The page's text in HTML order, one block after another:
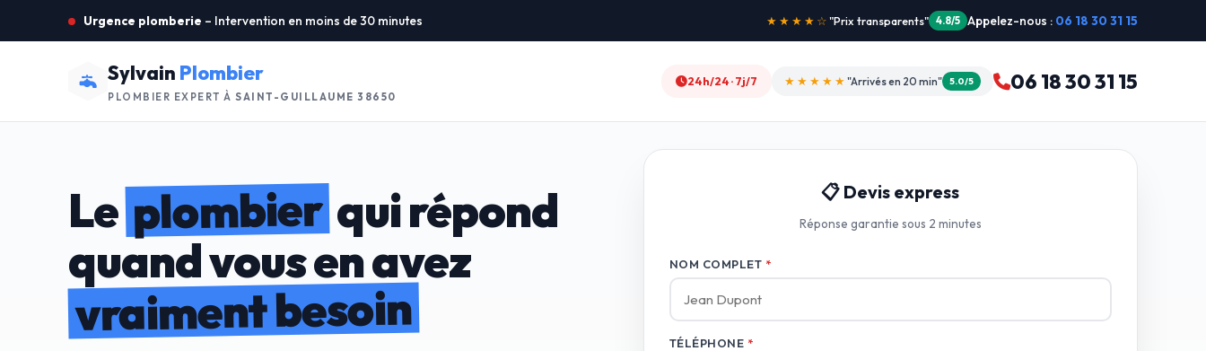
Urgence plomberie – Intervention en moins de 30 minutes ★★★★★ "Intervention dimanche" 5.0/5 Appelez-nous : 06 18 30 31 15
Sylvain Plombier
PLOMBIER EXPERT À SAINT-GUILLAUME 38650
24h/24 · 7j/7 ★★★★★ "Arrivés en 20 min" 5.0/5 06 18 30 31 15
Leplombierqui répond
quand vous en avez
vraiment besoin
📋 Devis express
Réponse garantie sous 2 minutes
NOM COMPLET *
TÉLÉPHONE *